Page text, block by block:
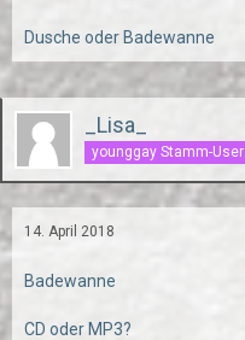
Dusche oder Badewanne
_Lisa_
younggay Stamm-User
14. April 2018
Badewanne
CD oder MP3?